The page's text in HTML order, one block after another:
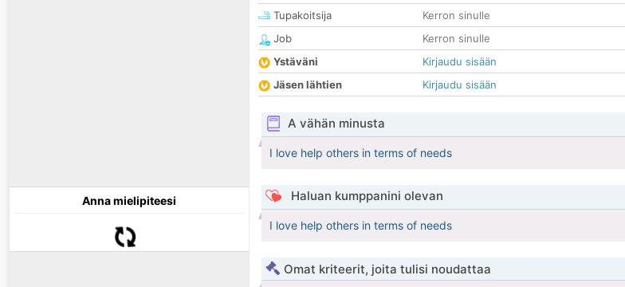
Anna mielipiteesi
Tupakoitsija
Kerron sinulle
Job
Kerron sinulle
Ystäväni
Kirjaudu sisään
Jäsen lähtien
Kirjaudu sisään
A vähän minusta
I love help others in terms of needs
Haluan kumppanini olevan
I love help others in terms of needs
Omat kriteerit, joita tulisi noudattaa